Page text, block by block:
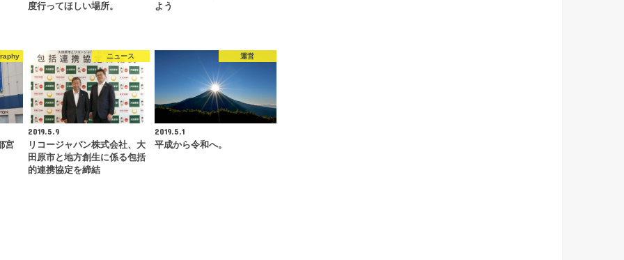
度行ってほしい場所。
よう
宮
ニュース
2019.5.9
リコージャパン株式会社、大
田原市と地方創生に係る包括
的連携協定を締結
運営
2019.5.1
平成から令和へ。